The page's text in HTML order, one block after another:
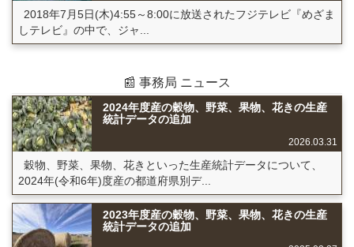
2018年7月5日(木)4:55～8:00に放送されたフジテレビ『めざま
しテレビ』の中で、ジャ...
📰 事務局 ニュース
2024年度産の穀物、野菜、果物、花きの生産
統計データの追加
2026.03.31
穀物、野菜、果物、花きといった生産統計データについて、
2024年(令和6年)度産の都道府県別デ...
2023年度産の穀物、野菜、果物、花きの生産
統計データの追加